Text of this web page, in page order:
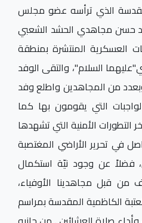
الذي ترأسه عضو مجلس
حسن مجاهدي الحشد الشعبي
العسكرية المنتشرة بمنطقة
السلام"، والتقى الوفد
من المجاهدين واطلع وفد
التي يقومون بها كما
الأمنية التي تشهدها
في تحرير الأراضي المغتصبة
فضلاً عن وجود نيّة استكمال
من قبل مجاهدينا الأوفياء،
الكاظمية المقدسة بمراسم